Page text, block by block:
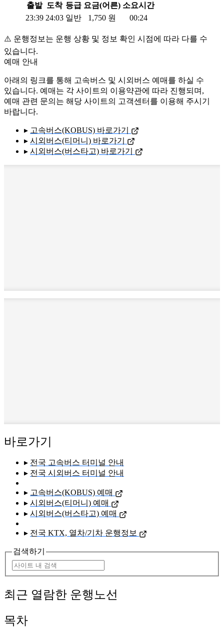
출발 도착 등급 요금(어른) 소요시간
23:39 24:03 일반 1,750 원 00:24
⚠️ 운행정보는 운행 상황 및 정보 확인 시점에 따라 다를 수
있습니다.
예매 안내
아래의 링크를 통해 고속버스 및 시외버스 예매를 하실 수
있습니다. 예매는 각 사이트의 이용약관에 따라 진행되며,
예매 관련 문의는 해당 사이트의 고객센터를 이용해 주시기
바랍니다.
▸ 고속버스(KOBUS) 바로가기
▸ 시외버스(티머니) 바로가기
▸ 시외버스(버스타고) 바로가기
바로가기
▸ 전국 고속버스 터미널 안내
▸ 전국 시외버스 터미널 안내
▸ 고속버스(KOBUS) 예매
▸ 시외버스(티머니) 예매
▸ 시외버스(버스타고) 예매
▸ 전국 KTX, 열차/기차 운행정보
검색하기
최근 열람한 운행노선
목차